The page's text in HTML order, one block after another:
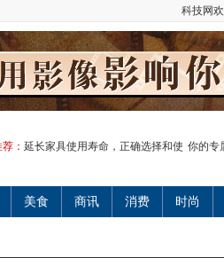
科技网
： 延长家具使用寿命，正确选择和使 你的专
美食 商讯 消费 时尚